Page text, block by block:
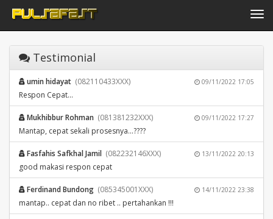
Toggle
Testimonial
09/11/2022 17:05
umin hidayat (082110433XXX)
Respon Cepat...
09/11/2022 17:27
Mukhibbur Rohman (081381232XXX)
Mantap, cepat sekali prosesnya...????
13/11/2022 20:13
Fasfahis Safkhal Jamil (082232146XXX)
good makasi respon cepat
14/11/2022 23:38
Ferdinand Bundong (085345001XXX)
mantap.. cepat dan no ribet .. pertahankan !!!